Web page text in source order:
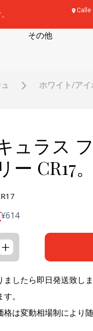
Calle
その他
ホワイト/アイ
ュラス
ー CR17
¥614
+
ましたら即日発送致し
。
格は変動相場制により